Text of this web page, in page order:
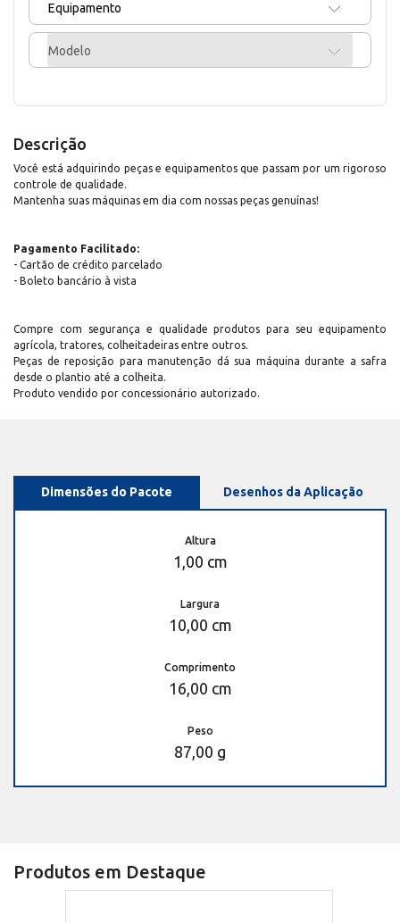
Equipamento
Modelo
Descrição
Você está adquirindo peças e equipamentos que passam por um rigoroso
controle de qualidade.
Mantenha suas máquinas em dia com nossas peças genuínas!
Pagamento Facilitado:
- Cartão de crédito parcelado
- Boleto bancário à vista
Compre com segurança e qualidade produtos para seu equipamento
agrícola, tratores, colheitadeiras entre outros.
Peças de reposição para manutenção dá sua máquina durante a safra
desde o plantio até a colheita.
Produto vendido por concessionário autorizado.
Dimensões do Pacote Desenhos da Aplicação
Altura
1,00 cm
Largura
10,00 cm
Comprimento
16,00 cm
Peso
87,00 g
Produtos em Destaque